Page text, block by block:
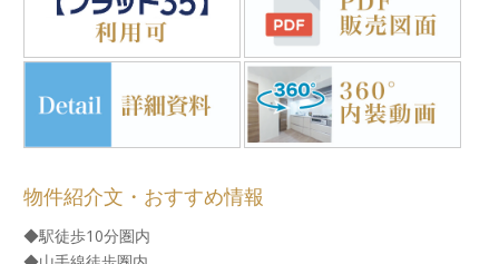
物件紹介文・おすすめ情報
◆駅徒歩10分圏内